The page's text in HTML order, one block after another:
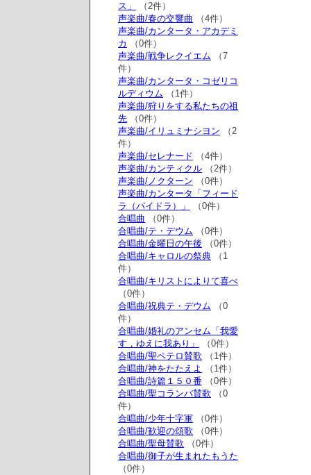
ス」
（2件）
声楽曲/春の交響曲 （4件）
声楽曲/カンタータ・アカデミ
カ
（0件）
声楽曲/戦争レクイエム （7
件）
声楽曲/カンタータ・コゼリコ
ルディウム （1件）
声楽曲/狩りをする私たちの祖
先 （0件）
声楽曲/イリュミナシヨン （2
件）
声楽曲/セレナード （4件）
声楽曲/カンティクル （2件）
声楽曲/ノクターン （0件）
声楽曲/カンタータ「フィード
ラ（パイドラ）」
（0件）
合唱曲 （0件）
合唱曲/テ・デウム （0件）
合唱曲/金曜日の午後 （0件）
合唱曲/キャロルの祭典 （1
件）
合唱曲/キリストによりて喜べ
（0件）
合唱曲/祝典テ・デウム （0
件）
合唱曲/婚礼のアンセム「我愛
す，ゆえに我あり」
（0件）
合唱曲/聖ペテロ賛歌 （1件）
合唱曲/神をたたえよ
（1件）
合唱曲/詩篇１５０番 （0件）
合唱曲/聖コランバ賛歌 （0
件）
合唱曲/少年十字軍 （0件）
合唱曲/歓迎の頌歌 （0件）
合唱曲/聖母賛歌 （0件）
合唱曲/御子が生まれたもうた
（0件）